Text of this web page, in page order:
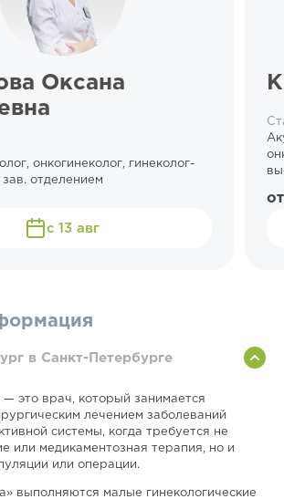
Оксана
онкогинеколог, гинеколог-
отделением
с 13 авг
в Санкт-Петербурге
— это врач, который занимается
лечением заболеваний
системы, когда требуется не
или медикаментозная терапия, но и
или операции.
выполняются малые гинекологические